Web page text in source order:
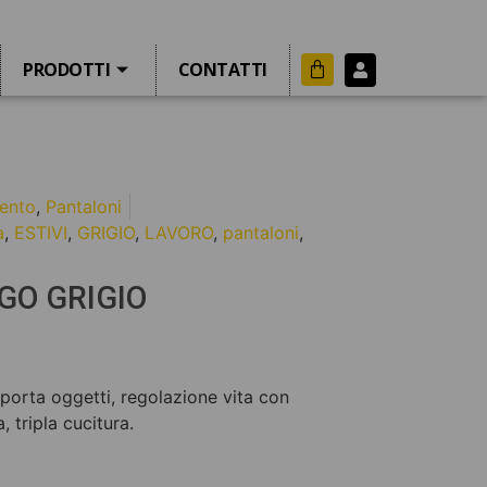
PRODOTTI CONTATTI
, Pantaloni
, ESTIVI, GRIGIO, LAVORO, pantaloni,
GRIGIO
oggetti, regolazione vita con
tripla cucitura.